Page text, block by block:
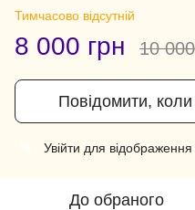
Тимчасово відсутній
8 000 грн 10
Повідомити, коли
Увійти для відображення
До обраного